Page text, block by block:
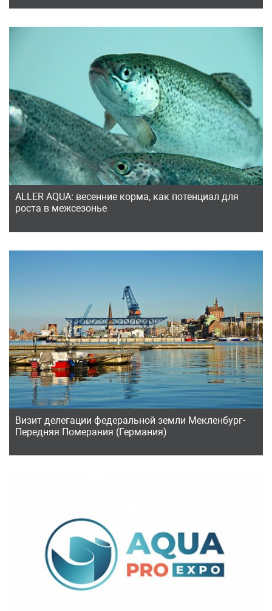
ALLER AQUA: весенние корма, как потенциал для
роста в межсезонье
Визит делегации федеральной земли Мекленбург-
Передняя Померания (Германия)